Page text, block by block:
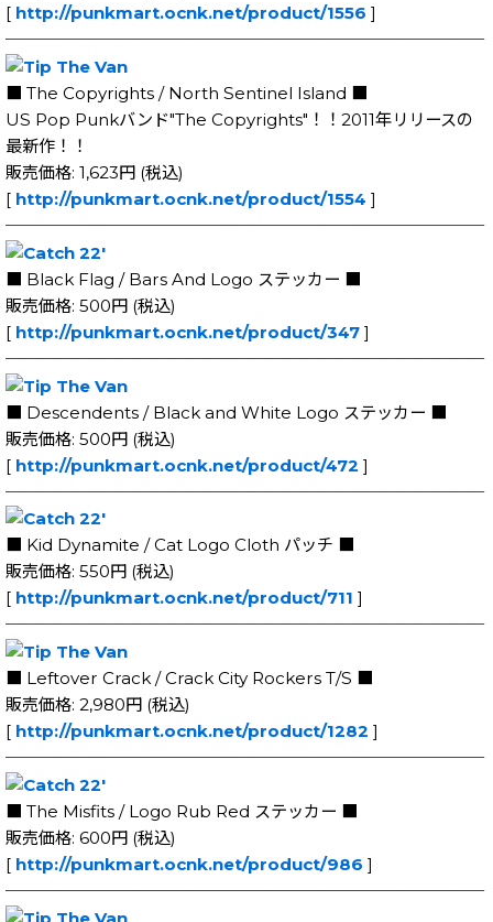
[ http://punkmart.ocnk.net/product/1556 ]
─────────────────────────────
■ The Copyrights / North Sentinel Island ■
US Pop Punkバンド"The Copyrights"！！2011年リリースの
最新作！！
販売価格: 1,623円 (税込)
[ http://punkmart.ocnk.net/product/1554 ]
─────────────────────────────
■ Black Flag / Bars And Logo ステッカー ■
販売価格: 500円 (税込)
[ http://punkmart.ocnk.net/product/347 ]
─────────────────────────────
■ Descendents / Black and White Logo ステッカー ■
販売価格: 500円 (税込)
[ http://punkmart.ocnk.net/product/472 ]
─────────────────────────────
■ Kid Dynamite / Cat Logo Cloth パッチ ■
販売価格: 550円 (税込)
[ http://punkmart.ocnk.net/product/711 ]
─────────────────────────────
■ Leftover Crack / Crack City Rockers T/S ■
販売価格: 2,980円 (税込)
[ http://punkmart.ocnk.net/product/1282 ]
─────────────────────────────
■ The Misfits / Logo Rub Red ステッカー ■
販売価格: 600円 (税込)
[ http://punkmart.ocnk.net/product/986 ]
─────────────────────────────